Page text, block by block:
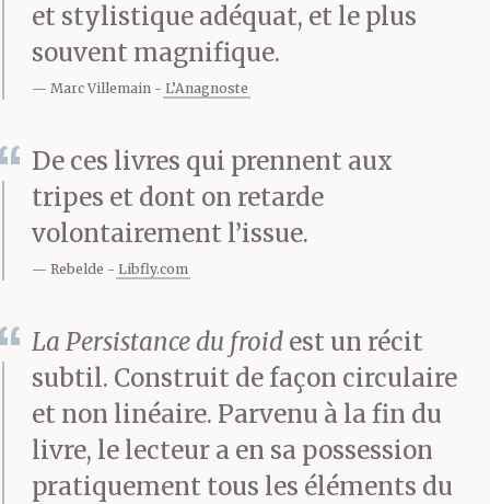
répéter —/ … sur la route
de votre vie, laissez
Dieu a mis en chacun de
nous untrésor, ne le
gaspillez pas… /, de sa
à l’archaïque mélancolie
sous les teintes mauve
orangée du soir, les
lignes de chrome qui se
et stylistique adéquat, et le plus
souvent magnifique.
Marc Villemain L’Anagnoste
De ces livres qui prennent aux
tripes et dont on retarde
volontairement l’issue.
Rebelde Libfly.com
La Persistance du froid est un récit
subtil. Construit de façon circulaire
et non linéaire. Parvenu à la fin du
livre, le lecteur a en sa possession
pratiquement tous les éléments du